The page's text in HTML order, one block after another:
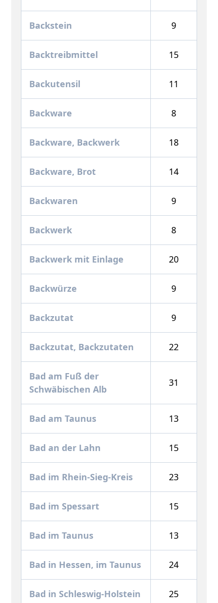
Backstein 9
Backtreibmittel 15
Backutensil 11
Backware 8
Backware, Backwerk 18
Backware, Brot 14
Backwaren 9
Backwerk 8
Backwerk mit Einlage 20
Backwürze 9
Backzutat 9
Backzutat, Backzutaten 22
Bad am Fuß der
Schwäbischen Alb
31
Bad am Taunus 13
Bad an der Lahn 15
Bad im Rhein-Sieg-Kreis 23
Bad im Spessart 15
Bad im Taunus 13
Bad in Hessen, im Taunus 24
Bad in Schleswig-Holstein 25